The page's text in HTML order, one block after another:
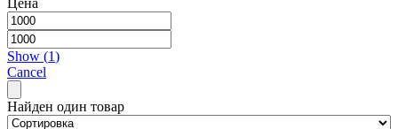
Цена
Show (1)
Cancel
Найден один товар